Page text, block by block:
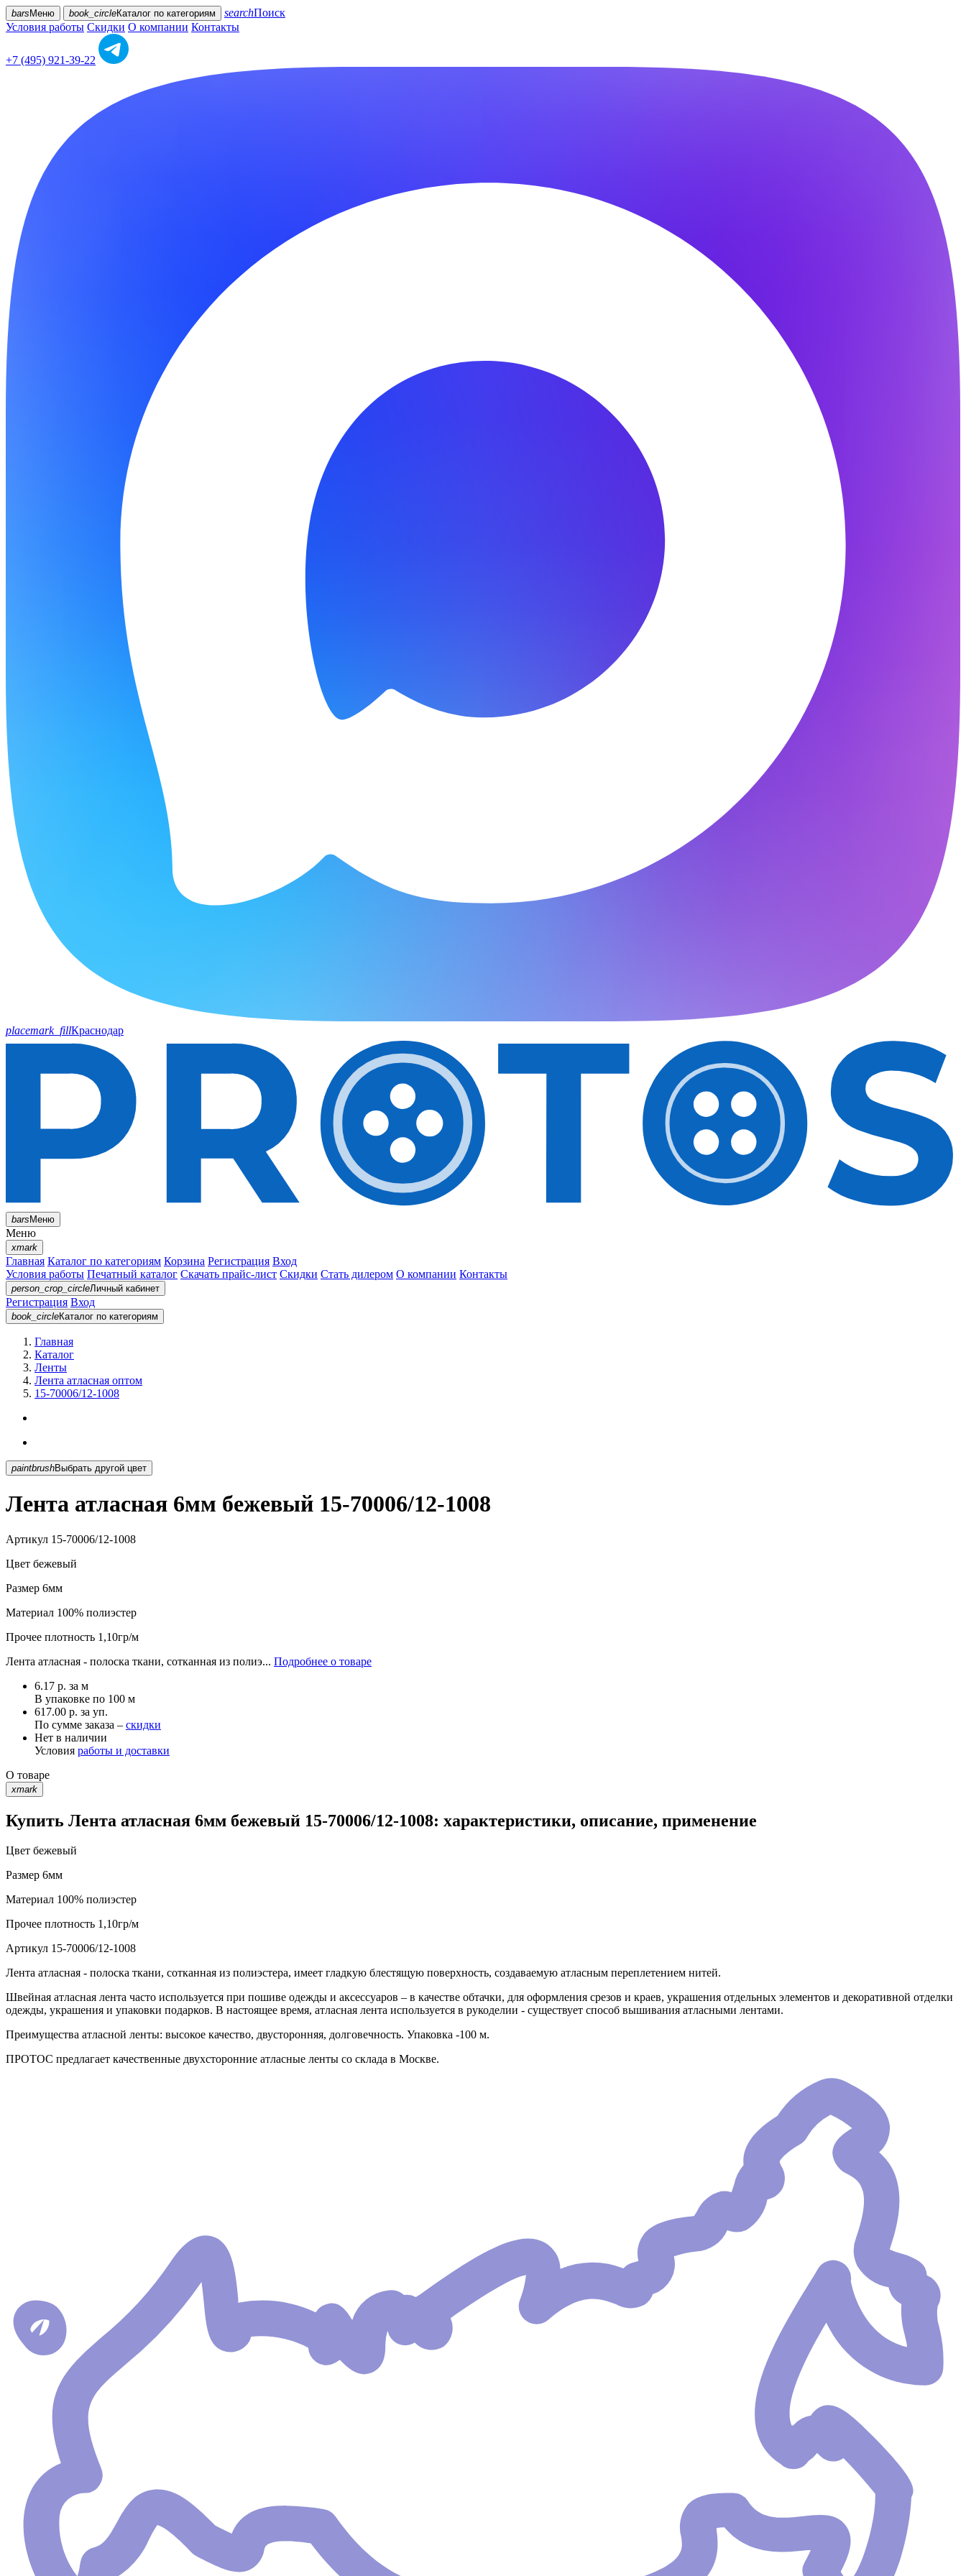
bars Меню book_circleКаталог по категориям searchПоиск
Условия работы Скидки О компании Контакты
+7 (495) 921-39-22
placemark_fillКраснодар
barsМеню
Меню
xmark
Главная Каталог по категориям Корзина Регистрация Вход
Условия работы Печатный каталог Скачать прайс-лист Скидки Стать дилером О компании Контакты
person_crop_circleЛичный кабинет
Регистрация Вход
book_circleКаталог по категориям
Главная
Каталог
Ленты
Лента атласная оптом
15-70006/12-1008
paintbrush Выбрать другой цвет
Лента атласная 6мм бежевый 15-70006/12-1008
Артикул 15-70006/12-1008
Цвет бежевый
Размер 6мм
Материал 100% полиэстер
Прочее плотность 1,10гр/м
Лента атласная - полоска ткани, сотканная из полиэ... Подробнее о товаре
6.17 р. за м
В упаковке по 100 м
617.00 р. за уп.
По сумме заказа – скидки
Нет в наличии
Условия работы и доставки
О товаре
xmark
Купить Лента атласная 6мм бежевый 15-70006/12-1008: характеристики, описание, применение
Цвет бежевый
Размер 6мм
Материал 100% полиэстер
Прочее плотность 1,10гр/м
Артикул 15-70006/12-1008
Лента атласная - полоска ткани, сотканная из полиэстера, имеет гладкую блестящую поверхность, создаваемую атласным переплетением нитей.
Швейная атласная лента часто используется при пошиве одежды и аксессуаров – в качестве обтачки, для оформления срезов и краев, украшения отдельных элементов и декоративной отделки
одежды, украшения и упаковки подарков. В настоящее время, атласная лента используется в рукоделии - существует способ вышивания атласными лентами.
Преимущества атласной ленты: высокое качество, двусторонняя, долговечность. Упаковка -100 м.
ПРОТОС предлагает качественные двухсторонние атласные ленты со склада в Москве.